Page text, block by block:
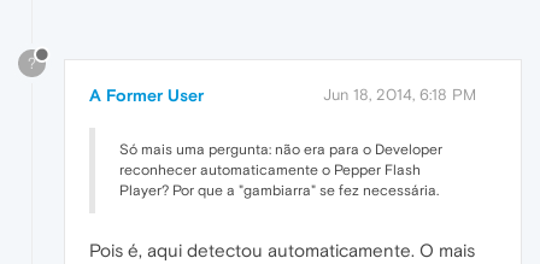
?
A Former User Jun 18, 2014, 6:18 PM
Só mais uma pergunta: não era para o Developer
reconhecer automaticamente o Pepper Flash
Player? Por que a "gambiarra" se fez necessária.
Pois é, aqui detectou automaticamente. O mais